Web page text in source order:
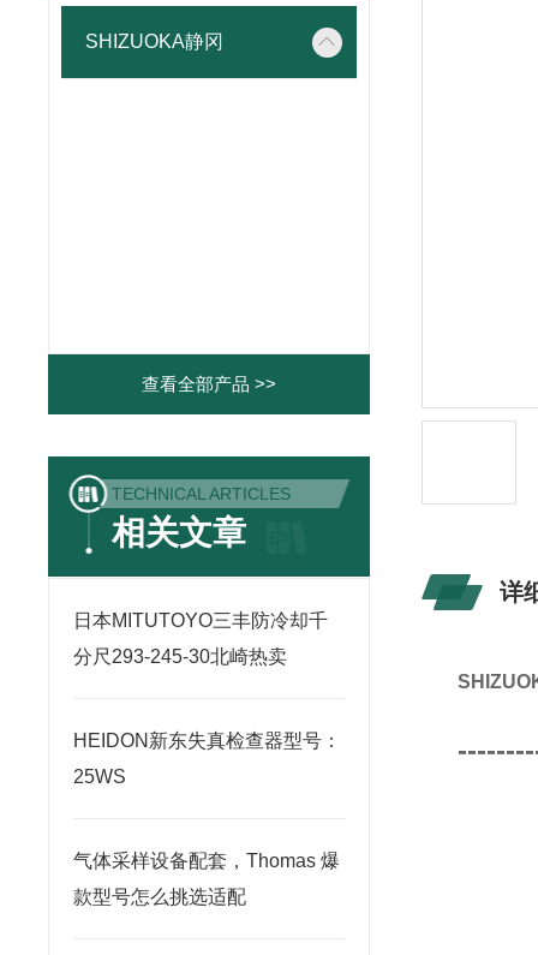
SHIZUOKA静冈
查看全部产品 >>
TECHNICAL ARTICLES
相关文章
日本MITUTOYO三丰防冷却千
分尺293-245-30北崎热卖
HEIDON新东失真检查器型号：
25WS
气体采样设备配套，Thomas 爆
款型号怎么挑选适配
详